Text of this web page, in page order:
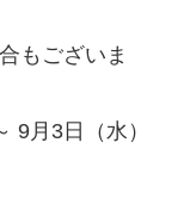
もございま
9月3日（水）